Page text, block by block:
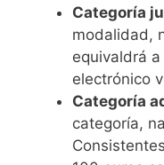
Categoría
modalidad,
equivaldrá
electrónico
Categoría
categoría,